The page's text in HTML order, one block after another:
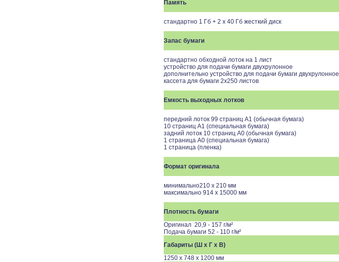
Память
стандартно 1 Гб + 2 x 40 Гб жесткий диск
Запас бумаги
стандартно обходной лоток на 1 лист
устройство для подачи бумаги двухрулонное
дополнительно устройство для подачи бумаги двухрулонное
кассета для бумаги 2х250 листов
Емкость выходных лотков
передний лоток 99 страниц A1 (обычная бумага)
10 страниц A1 (специальная бумага)
задний лоток 10 страниц A0 (обычная бумага)
1 страница A0 (специальная бумага)
1 страница (пленка)
Формат оригинала
минимально210 x 210 мм
максимально 914 x 15000 мм
Плотность бумаги
Оригинал 20,9 - 157 г/м²
Подача бумаги 52 - 110 г/м²
Габариты (Ш x Г x В)
1250 x 748 x 1200 мм